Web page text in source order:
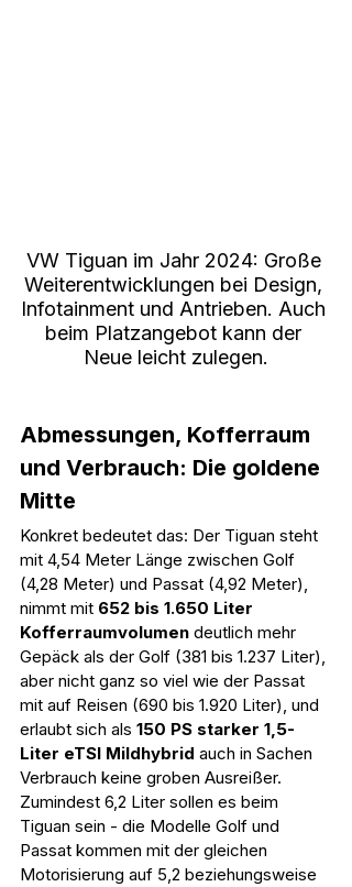
VW Tiguan im Jahr 2024: Große
Weiterentwicklungen bei Design,
Infotainment und Antrieben. Auch
beim Platzangebot kann der
Neue leicht zulegen.
Abmessungen, Kofferraum
und Verbrauch: Die goldene
Mitte
Konkret bedeutet das: Der Tiguan steht
mit 4,54 Meter Länge zwischen Golf
(4,28 Meter) und Passat (4,92 Meter),
nimmt mit 652 bis 1.650 Liter
Kofferraumvolumen deutlich mehr
Gepäck als der Golf (381 bis 1.237 Liter),
aber nicht ganz so viel wie der Passat
mit auf Reisen (690 bis 1.920 Liter), und
erlaubt sich als 150 PS starker 1,5-
Liter eTSI Mildhybrid auch in Sachen
Verbrauch keine groben Ausreißer.
Zumindest 6,2 Liter sollen es beim
Tiguan sein - die Modelle Golf und
Passat kommen mit der gleichen
Motorisierung auf 5,2 beziehungsweise